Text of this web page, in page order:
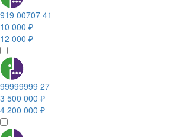
919 00707 41
10 000 ₽
12 000 ₽
99999999 27
3 500 000 ₽
4 200 000 ₽